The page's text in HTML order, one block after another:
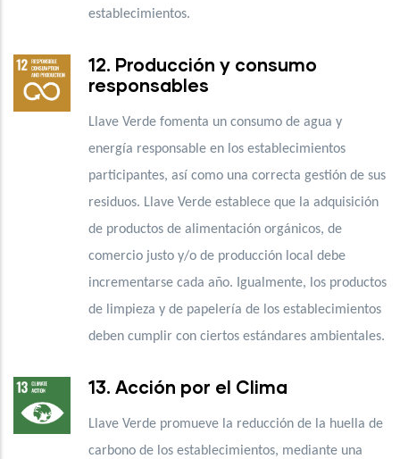
establecimientos.
12. Producción y consumo
responsables
Llave Verde fomenta un consumo de agua y
energía responsable en los establecimientos
participantes, así como una correcta gestión de sus
residuos. Llave Verde establece que la adquisición
de productos de alimentación orgánicos, de
comercio justo y/o de producción local debe
incrementarse cada año. Igualmente, los productos
de limpieza y de papelería de los establecimientos
deben cumplir con ciertos estándares ambientales.
13. Acción por el Clima
Llave Verde promueve la reducción de la huella de
carbono de los establecimientos, mediante una